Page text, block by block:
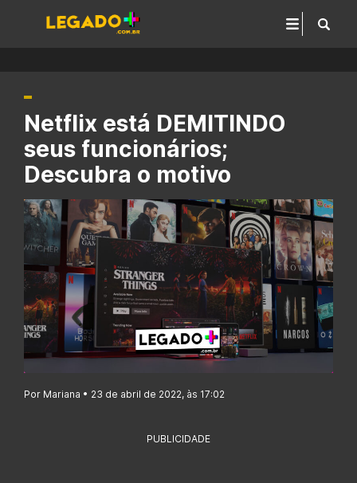
Netflix está DEMITINDO
seus funcionários;
Descubra o motivo
Por Mariana • 23 de abril de 2022, às 17:02
PUBLICIDADE